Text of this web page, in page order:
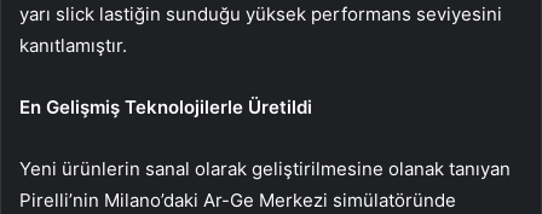
yarı slick lastiğin sunduğu yüksek performans seviyesini
kanıtlamıştır.
En Gelişmiş Teknolojilerle Üretildi
Yeni ürünlerin sanal olarak geliştirilmesine olanak tanıyan
Pirelli’nin Milano’daki Ar-Ge Merkezi simülatöründe